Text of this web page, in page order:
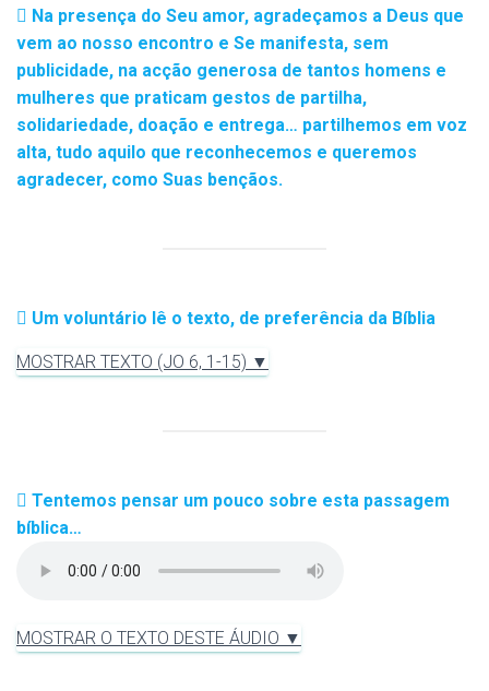
Na presença do Seu amor, agradeçamos a Deus que
vem ao nosso encontro e Se manifesta, sem
publicidade, na acção generosa de tantos homens e
mulheres que praticam gestos de partilha,
solidariedade, doação e entrega… partilhemos em voz
alta, tudo aquilo que reconhecemos e queremos
agradecer, como Suas bençãos.
Um voluntário lê o texto, de preferência da Bíblia
MOSTRAR TEXTO (JO 6, 1-15) ▼
Tentemos pensar um pouco sobre esta passagem
bíblica…
MOSTRAR O TEXTO DESTE ÁUDIO ▼